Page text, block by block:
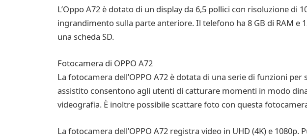
L’Oppo A72 è dotato di un display da 6,5 pollici con risoluzione di
ingrandimento sulla parte anteriore. Il telefono ha 8 GB di RAM e
una scheda SD.
Fotocamera di OPPO A72
La fotocamera dell’OPPO A72 è dotata di una serie di funzioni
assistito consentono agli utenti di catturare momenti in modo
videografia. È inoltre possibile scattare foto con questa
La fotocamera dell’OPPO A72 registra video in UHD (4K) e